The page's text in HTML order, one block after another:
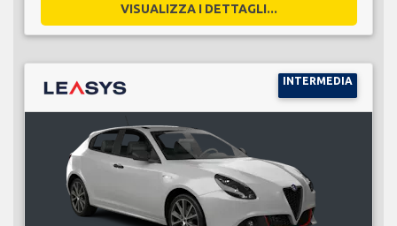
VISUALIZZA I DETTAGLI...
INTERMEDIA